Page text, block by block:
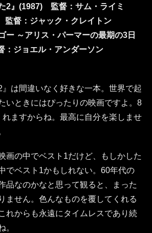
2』(1987) 監督：サム・ライミ
監督：ジャック・クレイトン
ー ～アリス・パーマーの最期の3日
ジョエル・アンダーソン
』は間違いなく好きな一本。世界で起
いときにはぴったりの映画ですよ。8
ますからね。最高に自分を楽しませ
画の中でベスト1だけど、もしかした
でベスト1かもしれない。60年代の
品なのかなと思って観ると、まった
ません。色んなものを覆してくれる
れからも永遠にタイムレスであり続
。